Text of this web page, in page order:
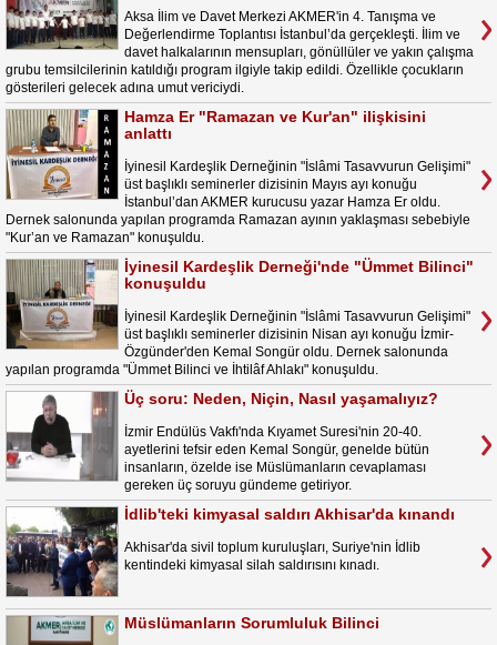
Aksa İlim ve Davet Merkezi AKMER'in 4. Tanışma ve
Değerlendirme Toplantısı İstanbul’da gerçekleşti. İlim ve
davet halkalarının mensupları, gönüllüler ve yakın çalışma
grubu temsilcilerinin katıldığı program ilgiyle takip edildi. Özellikle çocukların
gösterileri gelecek adına umut vericiydi.
Hamza Er "Ramazan ve Kur'an" ilişkisini
anlattı
İyinesil Kardeşlik Derneğinin "İslâmi Tasavvurun Gelişimi"
üst başlıklı seminerler dizisinin Mayıs ayı konuğu
İstanbul’dan AKMER kurucusu yazar Hamza Er oldu.
Dernek salonunda yapılan programda Ramazan ayının yaklaşması sebebiyle
"Kur’an ve Ramazan" konuşuldu.
İyinesil Kardeşlik Derneği'nde "Ümmet Bilinci"
konuşuldu
İyinesil Kardeşlik Derneğinin "İslâmi Tasavvurun Gelişimi"
üst başlıklı seminerler dizisinin Nisan ayı konuğu İzmir-
Özgünder'den Kemal Songür oldu. Dernek salonunda
yapılan programda "Ümmet Bilinci ve İhtilâf Ahlakı" konuşuldu.
Üç soru: Neden, Niçin, Nasıl yaşamalıyız?
İzmir Endülüs Vakfı'nda Kıyamet Suresi'nin 20-40.
ayetlerini tefsir eden Kemal Songür, genelde bütün
insanların, özelde ise Müslümanların cevaplaması
gereken üç soruyu gündeme getiriyor.
İdlib'teki kimyasal saldırı Akhisar'da kınandı
Akhisar'da sivil toplum kuruluşları, Suriye'nin İdlib
kentindeki kimyasal silah saldırısını kınadı.
Müslümanların Sorumluluk Bilinci